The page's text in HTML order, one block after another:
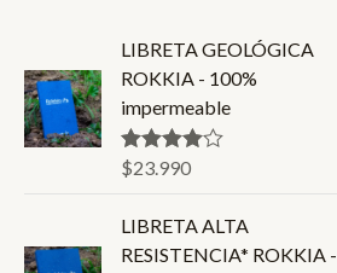
LIBRETA GEOLÓGICA
ROKKIA - 100%
impermeable
Valorado en
$23.990
LIBRETA ALTA
RESISTENCIA* ROKKIA -